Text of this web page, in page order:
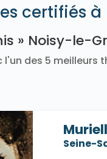
certifiés
» Noisy-le-
l'un des 5
Seine-